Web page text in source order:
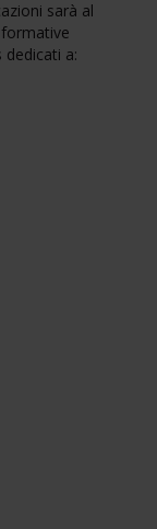
sarà al
dedicati a: